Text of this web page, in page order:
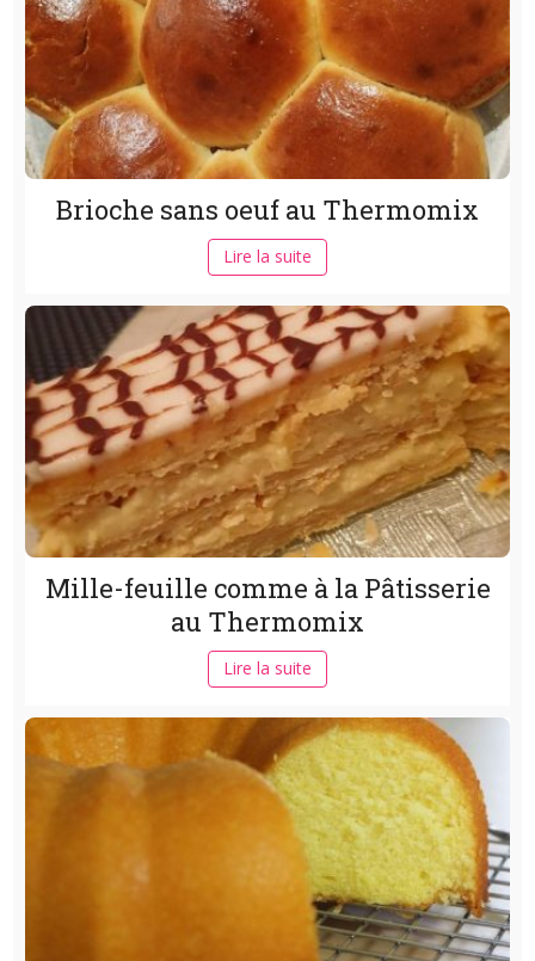
Brioche sans oeuf au Thermomix
Lire la suite
Mille-feuille comme à la Pâtisserie
au Thermomix
Lire la suite